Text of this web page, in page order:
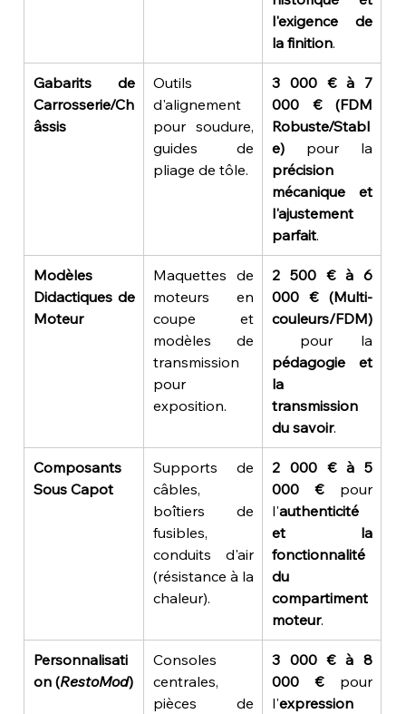
l'exigence de
la finition.
Gabarits de
Carrosserie/Ch
âssis
Outils
d'alignement
pour soudure,
guides de
pliage de tôle.
3 000 € à 7
000 € (FDM
Robuste/Stabl
e)
précision
mécanique et
l'ajustement
parfait.
Modèles
Didactiques de
Moteur
Maquettes de
moteurs en
coupe et
modèles de
transmission
pour
exposition.
2 500 € à 6
000 € (Multi-
couleurs/FDM)
pédagogie et
la
transmission
du savoir.
Composants
Sous Capot
Supports de
câbles,
boîtiers de
fusibles,
conduits d'air
(résistance à la
chaleur).
2 000 € à 5
000 € pour
l'authenticité
et la
fonctionnalité
du
compartiment
moteur.
Personnalisati
on (RestoMod)
Consoles
centrales,
pièces de
3 000 € à 8
000 € pour
l'expression